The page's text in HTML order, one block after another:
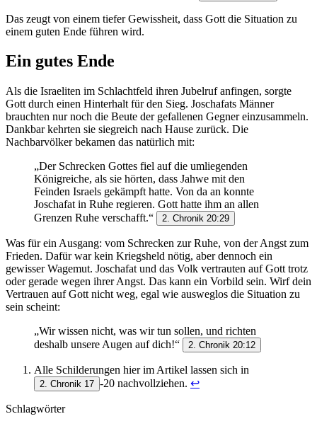
Das zeugt von einem tiefer Gewissheit, dass Gott die Situation zu
einem guten Ende führen wird.
Ein gutes Ende
Als die Israeliten im Schlachtfeld ihren Jubelruf anfingen, sorgte
Gott durch einen Hinterhalt für den Sieg. Joschafats Männer
brauchten nur noch die Beute der gefallenen Gegner einzusammeln.
Dankbar kehrten sie siegreich nach Hause zurück. Die
Nachbarvölker bekamen das natürlich mit:
„Der Schrecken Gottes fiel auf die umliegenden
Königreiche, als sie hörten, dass Jahwe mit den
Feinden Israels gekämpft hatte. Von da an konnte
Joschafat in Ruhe regieren. Gott hatte ihm an allen
Grenzen Ruhe verschafft.“
2. Chronik 20:29
Was für ein Ausgang: vom Schrecken zur Ruhe, von der Angst zum
Frieden. Dafür war kein Kriegsheld nötig, aber dennoch ein
gewisser Wagemut. Joschafat und das Volk vertrauten auf Gott trotz
oder gerade wegen ihrer Angst. Das kann ein Vorbild sein. Wirf dein
Vertrauen auf Gott nicht weg, egal wie ausweglos die Situation zu
sein scheint:
„Wir wissen nicht, was wir tun sollen, und richten
deshalb unsere Augen auf dich!“
2. Chronik 20:12
Alle Schilderungen hier im Artikel lassen sich in
2. Chronik 17 -20 nachvollziehen. ↩︎
Schlagwörter